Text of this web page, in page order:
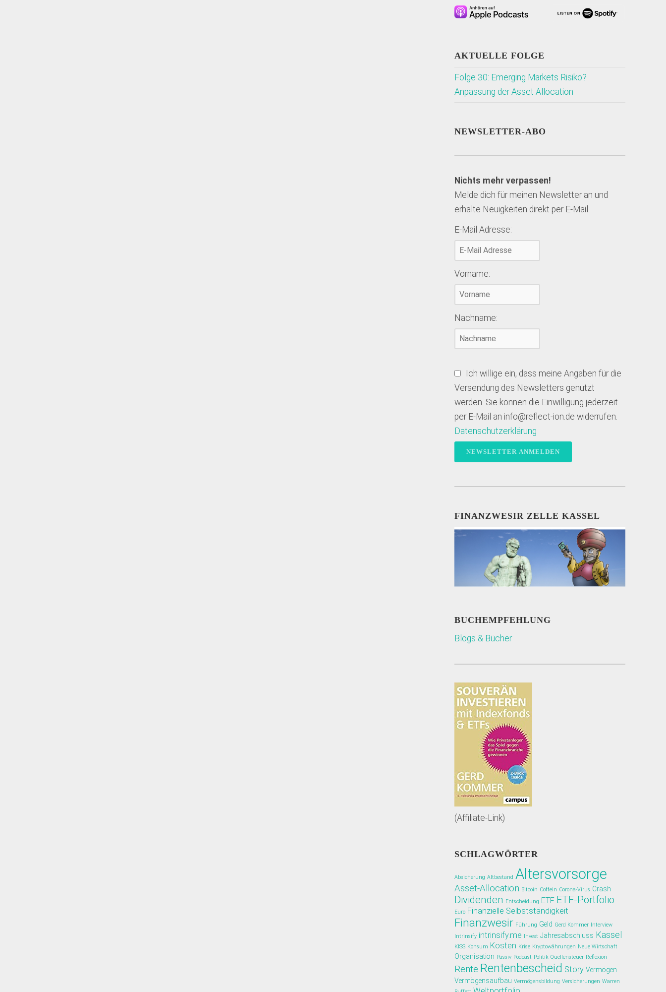
AKTUELLE FOLGE
Folge 30: Emerging Markets Risiko?
Anpassung der Asset Allocation
NEWSLETTER-ABO
Nichts mehr verpassen!
Melde dich für meinen Newsletter an und
erhalte Neuigkeiten direkt per E-Mail.
E-Mail Adresse:
Vorname:
Nachname:
Ich willige ein, dass meine Angaben für die
Versendung des Newsletters genutzt
werden. Sie können die Einwilligung jederzeit
per E-Mail an info@reflect-ion.de widerrufen.
Datenschutzerklärung
FINANZWESIR ZELLE KASSEL
BUCHEMPFEHLUNG
Blogs & Bücher
(Affiliate-Link)
SCHLAGWÖRTER
Absicherung Altbestand Altersvorsorge
Asset-Allocation Bitcoin Coffein Corona-Virus Crash
Dividenden Entscheidung ETF ETF-Portfolio
Euro Finanzielle Selbstständigkeit
Finanzwesir Führung Geld Gerd Kommer
Interview
Intrinsify intrinsify.me Invest Jahresabschluss Kassel
KISS Konsum Kosten Krise Kryptowährungen Neue Wirtschaft
Organisation Passiv Podcast Politik Quellensteuer Reflexion
Rente Rentenbescheid Story Vermögen
Vermögensaufbau Vermögensbildung Versicherungen Warren